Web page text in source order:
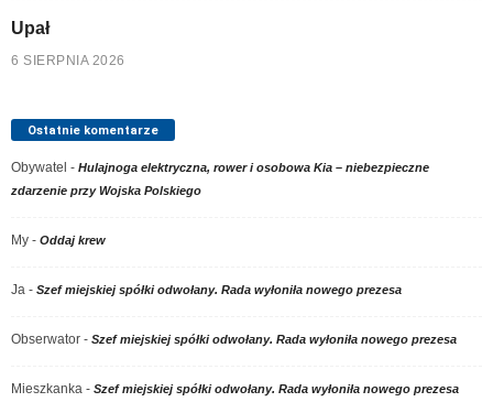
Upał
6 SIERPNIA 2026
Ostatnie komentarze
Obywatel - Hulajnoga elektryczna, rower i osobowa Kia – niebezpieczne
zdarzenie przy Wojska Polskiego
My - Oddaj krew
Ja - Szef miejskiej spółki odwołany. Rada wyłoniła nowego prezesa
Obserwator - Szef miejskiej spółki odwołany. Rada wyłoniła nowego prezesa
Mieszkanka - Szef miejskiej spółki odwołany. Rada wyłoniła nowego prezesa